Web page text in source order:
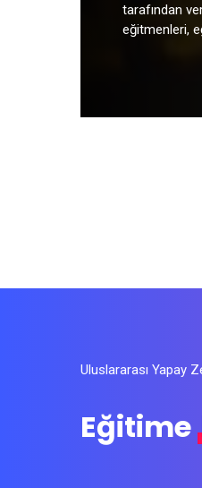
tarafından
eğitmenleri,
Uluslararası Yapay
Eğitime